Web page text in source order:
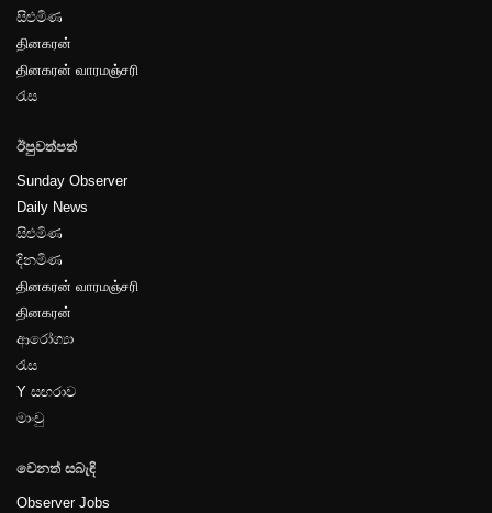
සිළුමිණ
தினகரன்
தினகரன் வாரமஞ்சரி
රැස
ඊපුවත්පත්
Sunday Observer
Daily News
සිළුමිණ
දිනමිණ
தினகரன் வாரமஞ்சரி
தினகரன்
ආරෝග්‍යා
රැස
Y සඟරාව
මාංචු
වෙනත් සබැඳි
Observer Jobs